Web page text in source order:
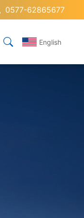
0577-62865677
English